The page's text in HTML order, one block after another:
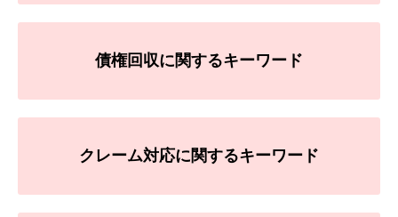
債権回収に関するキーワード
クレーム対応に関するキーワード